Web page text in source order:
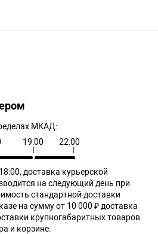
МКАД:
19:00 22:00
доставка курьерской
на следующий день при
стандартной доставки
на сумму от 10 000 ₽ доставка
крупногабаритных товаров
и корзине.